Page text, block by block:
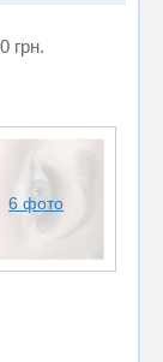
грн.
6 фото